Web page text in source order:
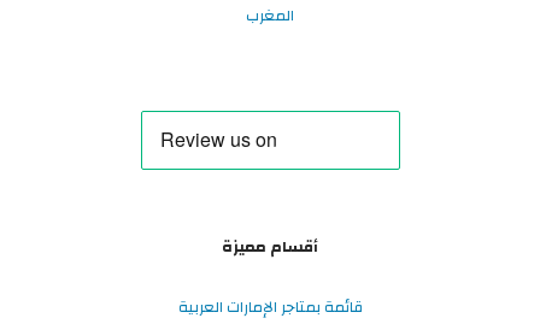
المغرب
أقسام مميزة
قائمة بمتاجر الإمارات العربية